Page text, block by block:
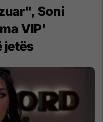
Soni
VIP'
jetës